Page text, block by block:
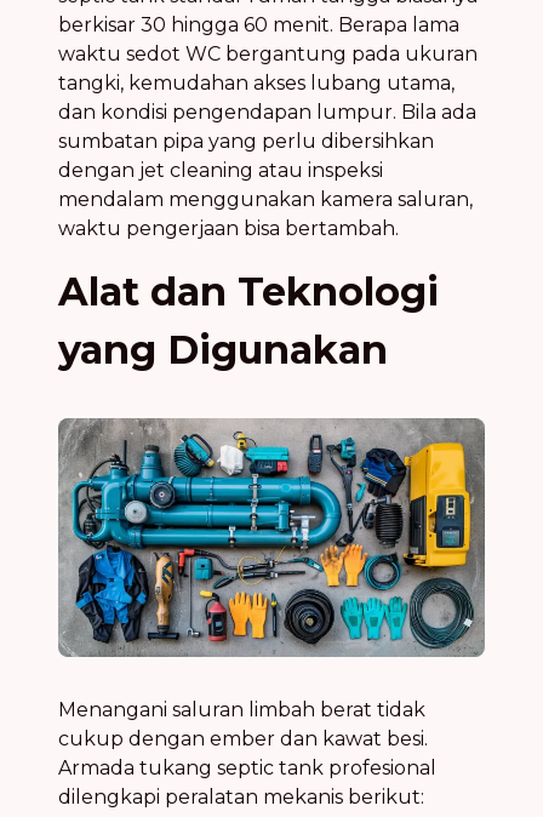
berkisar 30 hingga 60 menit. Berapa lama
waktu sedot WC bergantung pada ukuran
tangki, kemudahan akses lubang utama,
dan kondisi pengendapan lumpur. Bila ada
sumbatan pipa yang perlu dibersihkan
dengan jet cleaning atau inspeksi
mendalam menggunakan kamera saluran,
waktu pengerjaan bisa bertambah.
Alat dan Teknologi
yang Digunakan
Menangani saluran limbah berat tidak
cukup dengan ember dan kawat besi.
Armada tukang septic tank profesional
dilengkapi peralatan mekanis berikut: